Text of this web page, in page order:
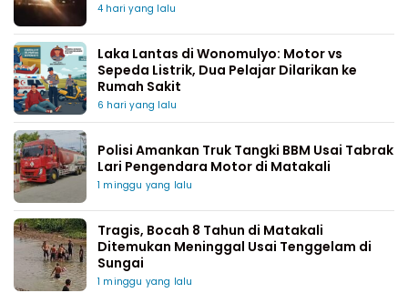
4 hari yang lalu
Laka Lantas di Wonomulyo: Motor vs
Sepeda Listrik, Dua Pelajar Dilarikan ke
Rumah Sakit
6 hari yang lalu
Polisi Amankan Truk Tangki BBM Usai Tabrak
Lari Pengendara Motor di Matakali
1 minggu yang lalu
Tragis, Bocah 8 Tahun di Matakali
Ditemukan Meninggal Usai Tenggelam di
Sungai
1 minggu yang lalu